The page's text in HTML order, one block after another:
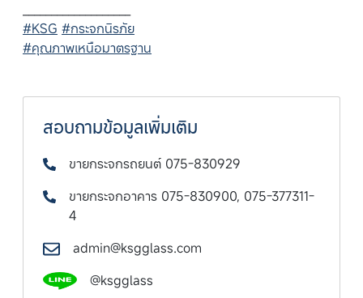
#KSG #กระจกนิรภัย
#คุณภาพเหนือมาตรฐาน
สอบถามข้อมูลเพิ่มเติม
ขายกระจกรถยนต์ 075-830929
ขายกระจกอาคาร 075-830900, 075-377311-
4
admin@ksgglass.com
@ksgglass